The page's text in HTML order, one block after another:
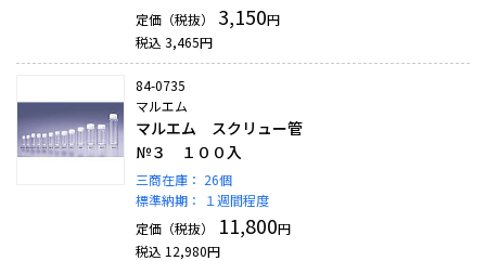
定価（税抜）
3,150円
税込 3,465円
84-0735
マルエム
マルエム スクリュー管
№３ １００入
三商在庫： 26個
標準納期：
１週間程度
定価（税抜）
11,800円
税込 12,980円